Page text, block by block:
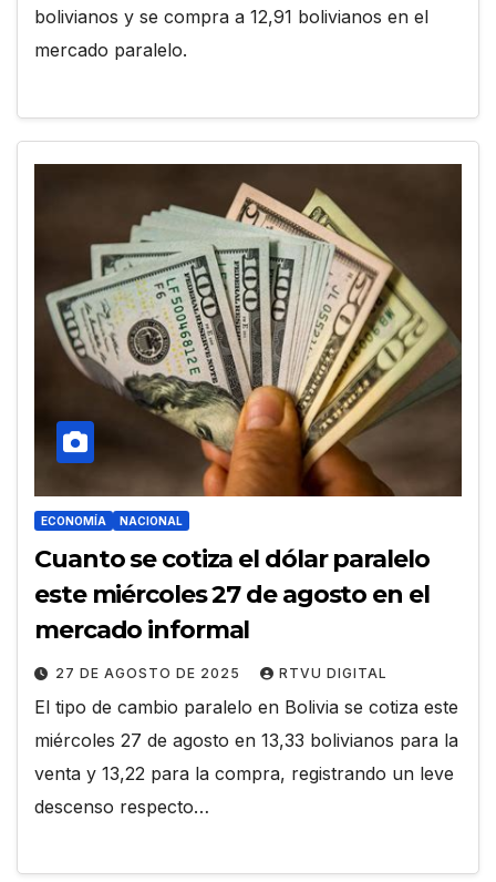
bolivianos y se compra a 12,91 bolivianos en el
mercado paralelo.
ECONOMÍA NACIONAL
Cuanto se cotiza el dólar paralelo
este miércoles 27 de agosto en el
mercado informal
27 DE AGOSTO DE 2025 RTVU DIGITAL
El tipo de cambio paralelo en Bolivia se cotiza este
miércoles 27 de agosto en 13,33 bolivianos para la
venta y 13,22 para la compra, registrando un leve
descenso respecto…